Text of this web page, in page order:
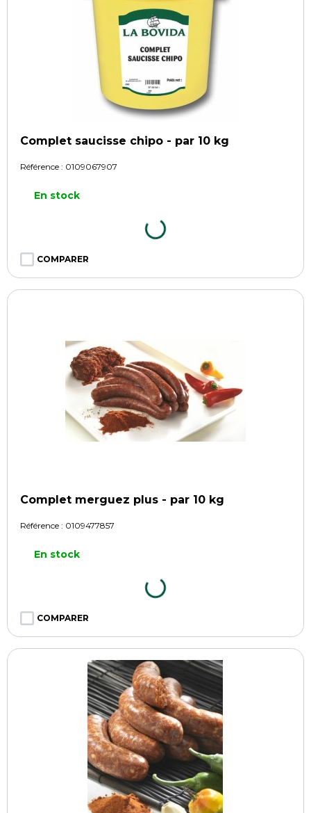
Complet saucisse chipo - par 10 kg
Référence : 0109067907
En stock
COMPARER
Complet merguez plus - par 10 kg
Référence : 0109477857
En stock
COMPARER